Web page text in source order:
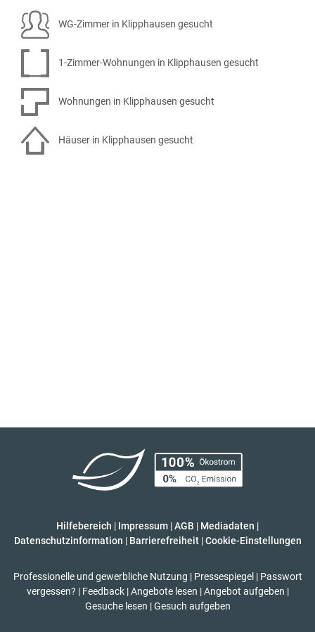
WG-Zimmer in Klipphausen gesucht
1-Zimmer-Wohnungen in Klipphausen gesucht
Wohnungen in Klipphausen gesucht
Häuser in Klipphausen gesucht
Hilfebereich | Impressum |AGB | Mediadaten |
Datenschutzinformation | Barrierefreiheit | Cookie-Einstellungen
Professionelle und gewerbliche Nutzung | Pressespiegel | Passwort
vergessen? | Feedback | Angebote lesen | Angebot aufgeben |
Gesuche lesen | Gesuch aufgeben